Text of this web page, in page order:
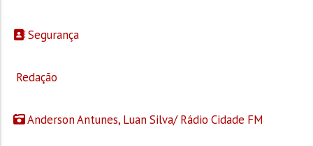
Segurança
Redação
Anderson Antunes, Luan Silva/ Rádio Cidade FM